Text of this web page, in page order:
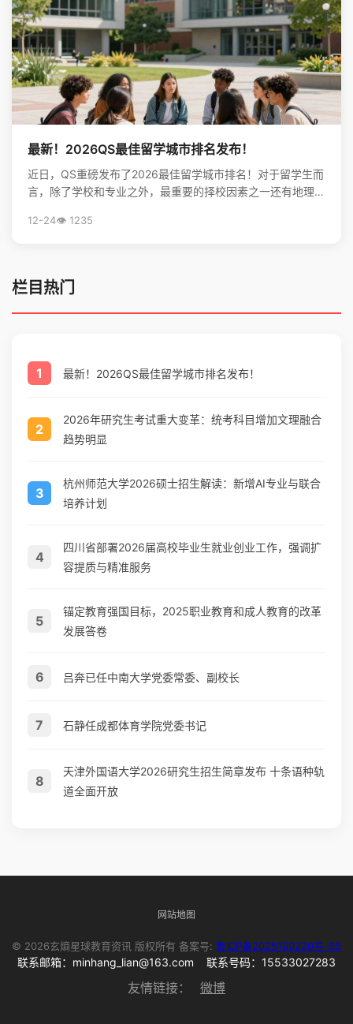
最新！2026QS最佳留学城市排名发布！
近日，QS重磅发布了2026最佳留学城市排名！对于留学生而
言，除了学校和专业之外，最重要的择校因素之一还有地理位
12-24👁️ 1235
栏目热门
1 最新！2026QS最佳留学城市排名发布！
2
2026年研究生考试重大变革：统考科目增加文理融合
趋势明显
3
杭州师范大学2026硕士招生解读：新增AI专业与联合
培养计划
4
四川省部署2026届高校毕业生就业创业工作，强调扩
容提质与精准服务
5
锚定教育强国目标，2025职业教育和成人教育的改革
发展答卷
6 吕奔已任中南大学党委常委、副校长
7 石静任成都体育学院党委书记
8
天津外国语大学2026研究生招生简章发布 十条语种轨
道全面开放
网站地图
© 2026玄熵星球教育资讯 版权所有 备案号: 鲁ICP备2025199220号-65
联系邮箱：minhang_lian@163.com 联系号码：15533027283
友情链接： 微博